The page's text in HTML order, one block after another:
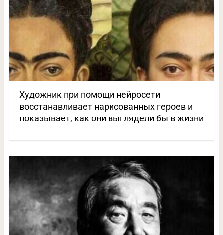
Художник при помощи нейросети
восстанавливает нарисованных героев и
показывает, как они выглядели бы в жизни